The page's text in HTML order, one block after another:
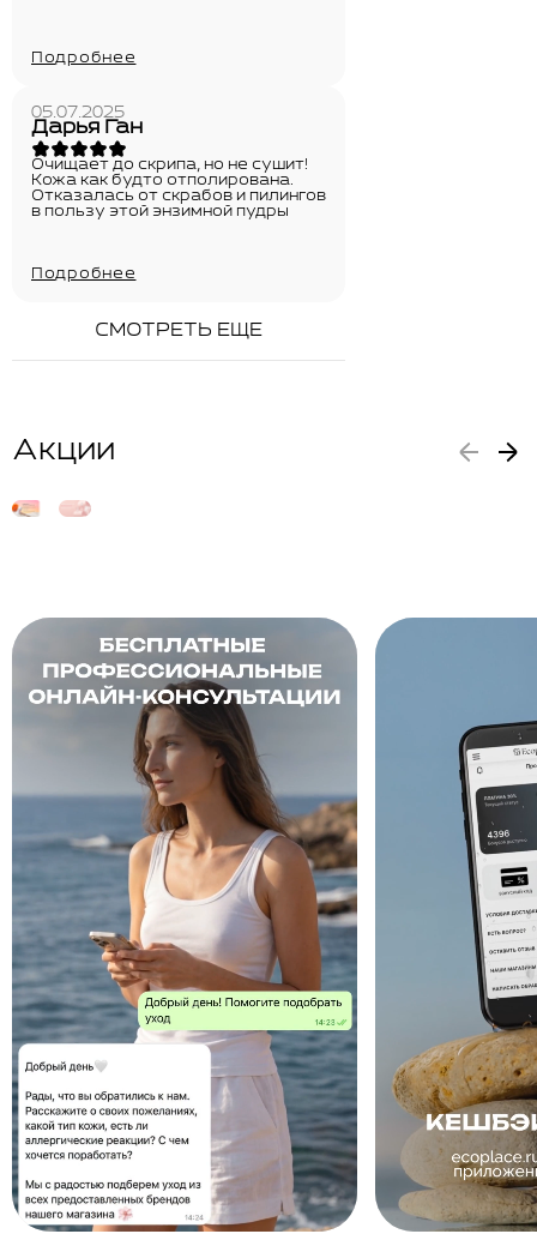
Подробнее
05.07.2025
Дарья Ган
Очищает до скрипа, но не сушит!
Кожа как будто отполирована.
Отказалась от скрабов и пилингов
в пользу этой энзимной пудры
Подробнее
СМОТРЕТЬ ЕЩЕ
Акции